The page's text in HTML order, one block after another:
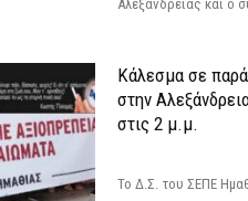
Αλεξάνδρειας και ο
Κάλεσμα σε
στην
στις 2 μ.μ.
Το Δ.Σ. του ΣΕΠΕ